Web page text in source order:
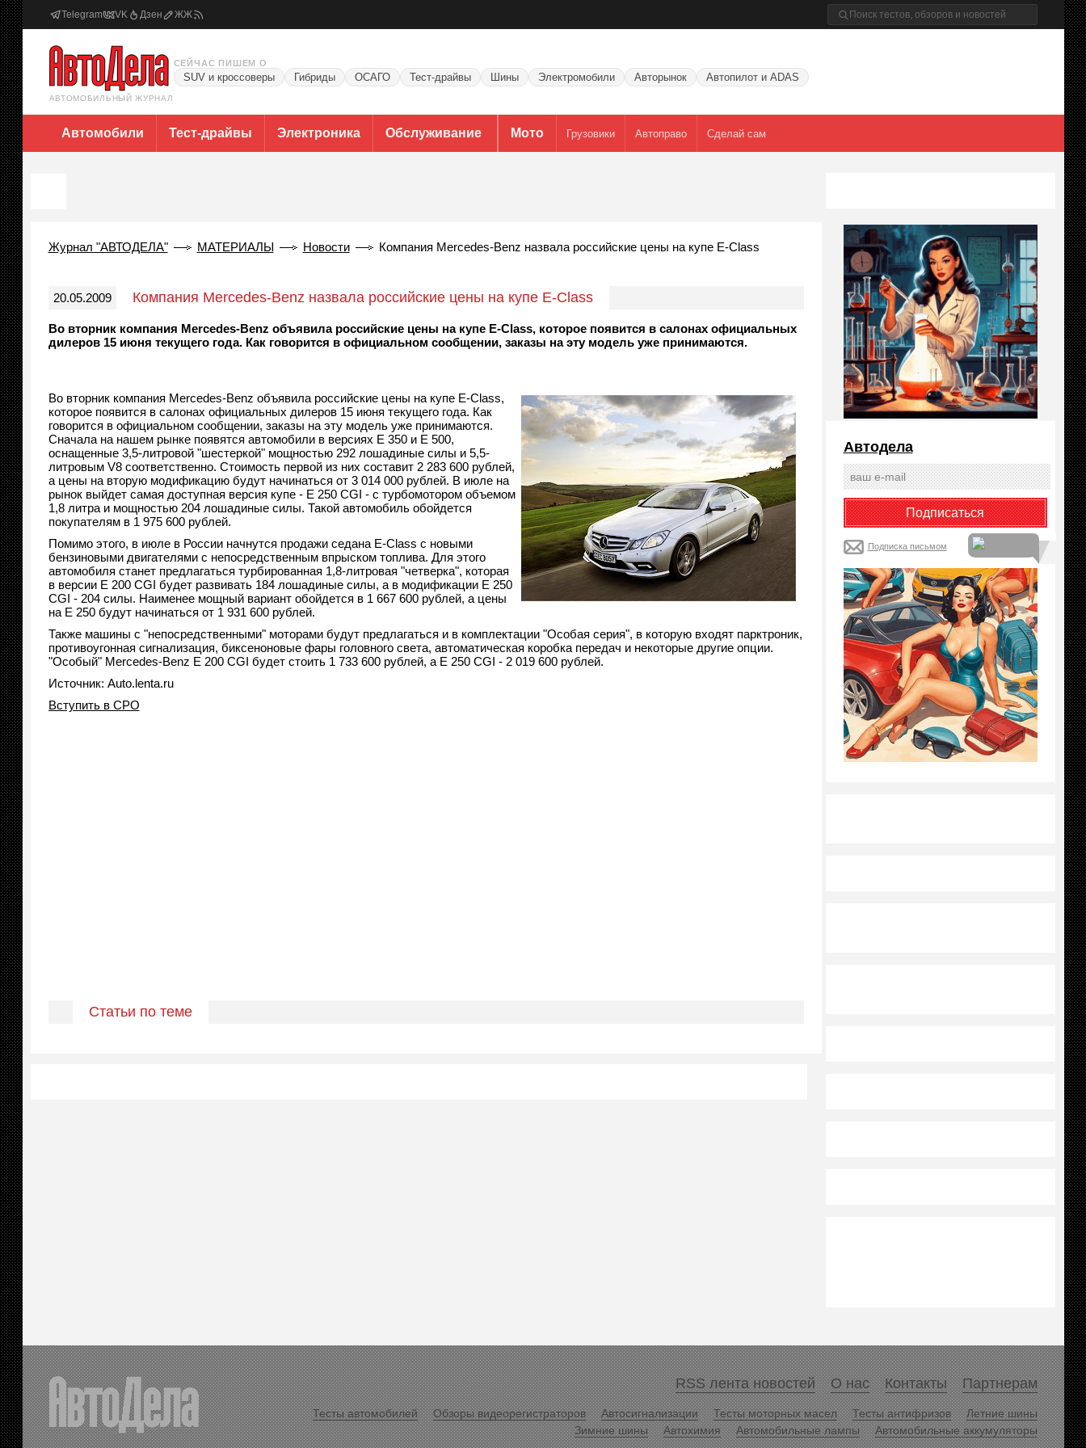
Telegram VK Дзен ЖЖ
АВТОМОБИЛЬНЫЙ ЖУРНАЛ
СЕЙЧАС ПИШЕМ О
SUV и кроссоверы Гибриды ОСАГО Тест-драйвы Шины Электромобили Авторынок Автопилот и ADAS
Автомобили Тест-драйвы Электроника Обслуживание Мото Грузовики Автоправо Сделай сам
Журнал "АВТОДЕЛА" МАТЕРИАЛЫ Новости Компания Mercedes-Benz назвала российские цены на купе E-Class
20.05.2009 Компания Mercedes-Benz назвала российские цены на купе E-Class
Во вторник компания Mercedes-Benz объявила российские цены на купе E-Class, которое появится в салонах официальных
дилеров 15 июня текущего года. Как говорится в официальном сообщении, заказы на эту модель уже принимаются.
Во вторник компания Mercedes-Benz объявила российские цены на купе E-Class,
которое появится в салонах официальных дилеров 15 июня текущего года. Как
говорится в официальном сообщении, заказы на эту модель уже принимаются.
Сначала на нашем рынке появятся автомобили в версиях Е 350 и Е 500,
оснащенные 3,5-литровой "шестеркой" мощностью 292 лошадиные силы и 5,5-
литровым V8 соответственно. Стоимость первой из них составит 2 283 600 рублей,
а цены на вторую модификацию будут начинаться от 3 014 000 рублей. В июле на
рынок выйдет самая доступная версия купе - Е 250 CGI - с турбомотором объемом
1,8 литра и мощностью 204 лошадиные силы. Такой автомобиль обойдется
покупателям в 1 975 600 рублей.
Помимо этого, в июле в России начнутся продажи седана E-Class с новыми
бензиновыми двигателями с непосредственным впрыском топлива. Для этого
автомобиля станет предлагаться турбированная 1,8-литровая "четверка", которая
в версии E 200 CGI будет развивать 184 лошадиные силы, а в модификации E 250
CGI - 204 силы. Наименее мощный вариант обойдется в 1 667 600 рублей, а цены
на E 250 будут начинаться от 1 931 600 рублей.
Также машины с "непосредственными" моторами будут предлагаться и в комплектации "Особая серия", в которую входят парктроник,
противоугонная сигнализация, биксеноновые фары головного света, автоматическая коробка передач и некоторые другие опции.
"Особый" Mercedes-Benz Е 200 CGI будет стоить 1 733 600 рублей, а Е 250 CGI - 2 019 600 рублей.
Источник: Auto.lenta.ru
Вступить в СРО
Статьи по теме
Автодела
Подписка письмом
RSS лента новостей О нас Контакты Партнерам
Тесты автомобилей Обзоры видеорегистраторов Автосигнализации Тесты моторных масел Тесты антифризов
Летние шины
Зимние шины
Автохимия Автомобильные лампы Автомобильные аккумуляторы